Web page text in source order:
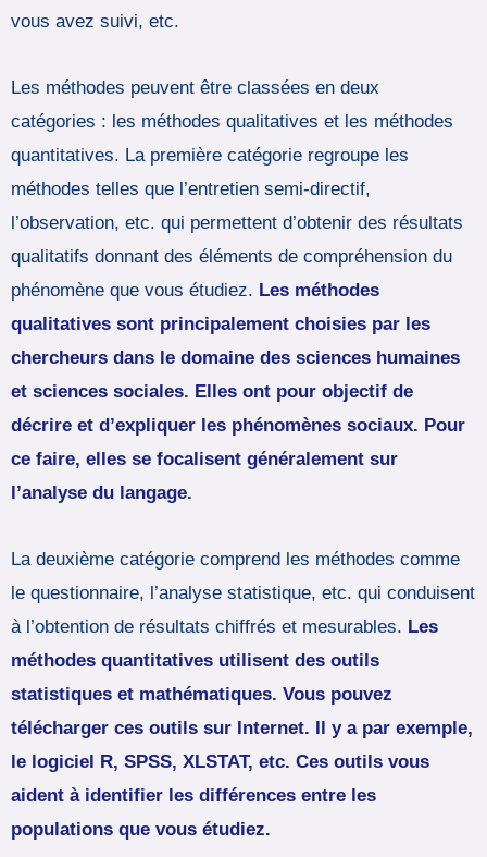
vous avez suivi, etc.
Les méthodes peuvent être classées en deux
catégories : les méthodes qualitatives et les méthodes
quantitatives. La première catégorie regroupe les
méthodes telles que l’entretien semi-directif,
l’observation, etc. qui permettent d’obtenir des résultats
qualitatifs donnant des éléments de compréhension du
phénomène que vous étudiez. Les méthodes
qualitatives sont principalement choisies par les
chercheurs dans le domaine des sciences humaines
et sciences sociales. Elles ont pour objectif de
décrire et d’expliquer les phénomènes sociaux. Pour
ce faire, elles se focalisent généralement sur
l’analyse du langage.
La deuxième catégorie comprend les méthodes comme
le questionnaire, l’analyse statistique, etc. qui conduisent
à l’obtention de résultats chiffrés et mesurables. Les
méthodes quantitatives utilisent des outils
statistiques et mathématiques. Vous pouvez
télécharger ces outils sur Internet. Il y a par exemple,
le logiciel R, SPSS, XLSTAT, etc. Ces outils vous
aident à identifier les différences entre les
populations que vous étudiez.